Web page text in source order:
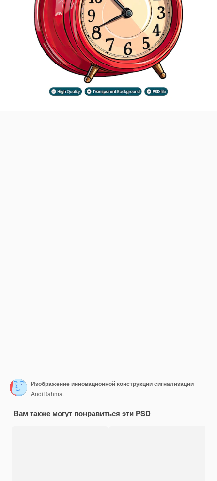
Изображение инновационной конструкции сигнализации
AndiRahmat
Вам также могут понравиться эти PSD